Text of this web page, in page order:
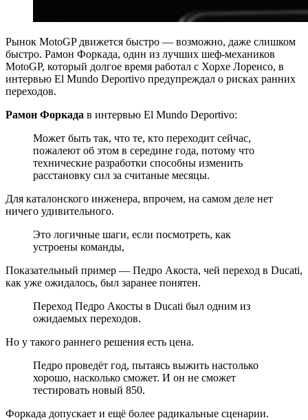
Рынок MotoGP движется быстро — возможно, даже слишком
быстро. Рамон Форкада, один из лучших шеф-механиков
MotoGP, который долгое время работал с Хорхе Лоренсо, в
интервью El Mundo Deportivo предупреждал о рисках ранних
переходов.
Рамон Форкада в интервью El Mundo Deportivo:
Может быть так, что те, кто переходит сейчас,
пожалеют об этом в середине года, потому что
технические разработки способны изменить
расстановку сил за считаные месяцы.
Для каталонского инженера, впрочем, на самом деле нет
ничего удивительного.
Это логичные шаги, если посмотреть, как
устроены команды,
Показательный пример — Педро Акоста, чей переход в Ducati,
как уже ожидалось, был заранее понятен.
Переход Педро Акосты в Ducati был одним из
ожидаемых переходов.
Но у такого раннего решения есть цена.
Педро проведёт год, пытаясь выжить настолько
хорошо, насколько сможет. И он не сможет
тестировать новый 850.
Форкада допускает и ещё более радикальные сценарии.